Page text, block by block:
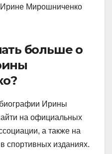
Мирошниченко
больше о
Ирины
на официальных
а также на
спортивных изданиях.